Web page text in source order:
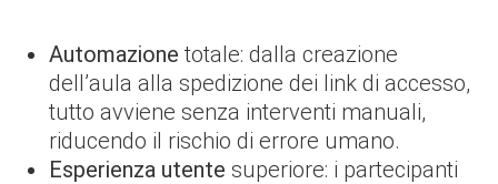
Automazione totale: dalla creazione
dell’aula alla spedizione dei link di accesso,
tutto avviene senza interventi manuali,
riducendo il rischio di errore umano.
Esperienza utente superiore: i partecipanti